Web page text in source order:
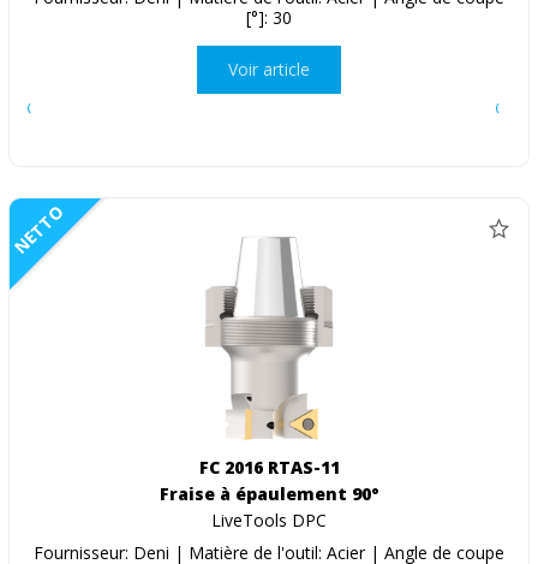
[°]: 30
Voir article
NETTO
FC 2016 RTAS-11
Fraise à épaulement 90°
LiveTools DPC
Fournisseur: Deni | Matière de l'outil: Acier | Angle de coupe